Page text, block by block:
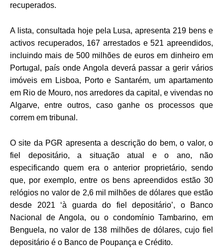
recuperados.
A lista, consultada hoje pela Lusa, apresenta 219 bens e
activos recuperados, 167 arrestados e 521 apreendidos,
incluindo mais de 500 milhões de euros em dinheiro em
Portugal, país onde Angola deverá passar a gerir vários
imóveis em Lisboa, Porto e Santarém, um apartamento
em Rio de Mouro, nos arredores da capital, e vivendas no
Algarve, entre outros, caso ganhe os processos que
correm em tribunal.
O site da PGR apresenta a descrição do bem, o valor, o
fiel depositário, a situação atual e o ano, não
especificando quem era o anterior proprietário, sendo
que, por exemplo, entre os bens apreendidos estão 30
relógios no valor de 2,6 mil milhões de dólares que estão
desde 2021 ‘à guarda do fiel depositário’, o Banco
Nacional de Angola, ou o condomínio Tambarino, em
Benguela, no valor de 138 milhões de dólares, cujo fiel
depositário é o Banco de Poupança e Crédito.